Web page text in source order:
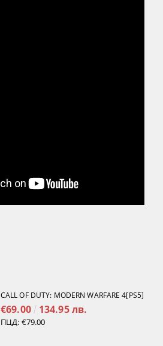
CALL OF DUTY: MODERN WARFARE 4[PS5]
€69.00 134.95 лв.
ПЦД: €79.00